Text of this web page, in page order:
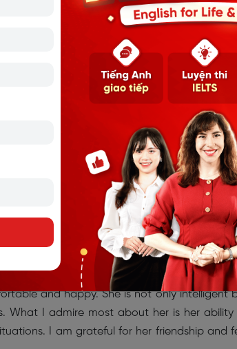
tiếng Anh
chủ đề thường gặp
theo chủ đề dành bạn có thể tham khảo:
bạn yêu mến, ngưỡng mộ
and cherish. She is an incredibly kind
her own. Emma has a positive attitude
and happy. She is not only intelligent
What I admire most about her is her
I am grateful for her friendship and